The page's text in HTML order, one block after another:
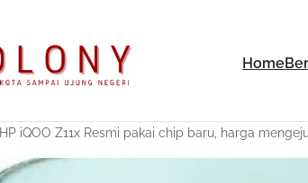
Home
HP iQOO Z11x Resmi pakai chip baru, harga